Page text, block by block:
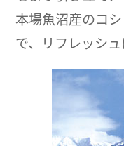
本場魚沼産のコ
で、リフレッシ